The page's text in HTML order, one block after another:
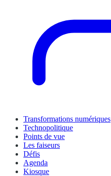
Transformations numériques
Technopolitique
Points de vue
Les faiseurs
Défis
Agenda
Kiosque